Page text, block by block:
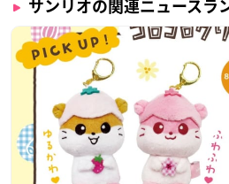
サンリオの関連ニュースラ